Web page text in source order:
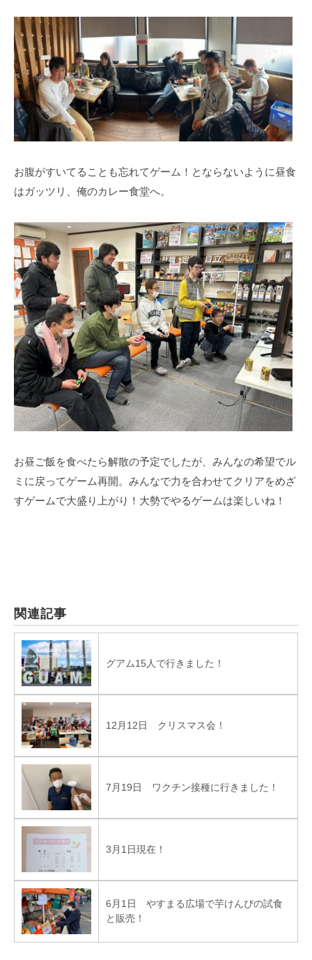
お腹がすいてることも忘れてゲーム！とならないように昼食
はガッツリ、俺のカレー食堂へ。
お昼ご飯を食べたら解散の予定でしたが、みんなの希望でル
ミに戻ってゲーム再開。みんなで力を合わせてクリアをめざ
すゲームで大盛り上がり！大勢でやるゲームは楽しいね！
関連記事
グアム15人で行きました！
12月12日 クリスマス会！
7月19日 ワクチン接種に行きました！
3月1日現在！
6月1日 やすまる広場で芋けんぴの試食
と販売！